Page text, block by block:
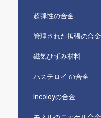
超弾性の合金
管理された拡張の合金
磁気ひずみ材料
ハステロイ の合金
Incoloyの合金